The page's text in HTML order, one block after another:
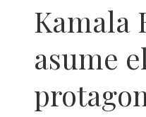
Kamala
asume el